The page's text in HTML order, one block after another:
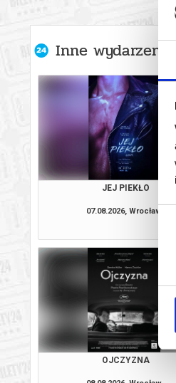
Inne wydarzenia
JEJ PIEKŁO
07.08.2026, Wrocław
OJCZYZNA